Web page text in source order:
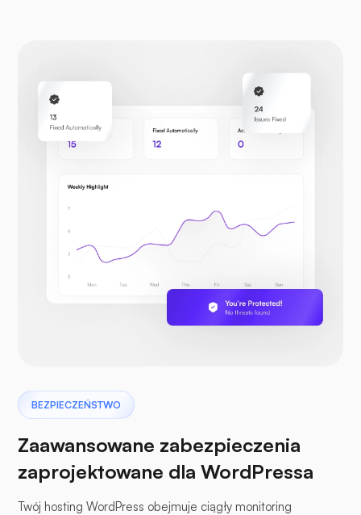
BEZPIECZEŃSTWO
Zaawansowane zabezpieczenia
zaprojektowane dla WordPressa
Twój hosting WordPress obejmuje ciągły monitoring